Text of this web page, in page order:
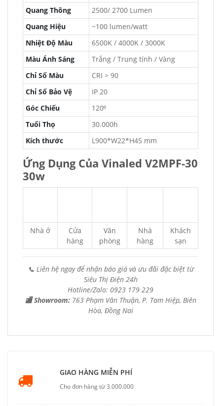
Quang Thông
2500/ 2700 Lumen
Quang Hiệu
~100 lumen/watt
Nhiệt Độ Màu
6500K / 4000K / 3000K
Màu Ánh Sáng
Trắng / Trung tính / Vàng
Chỉ Số Màu
CRI > 90
Chỉ Số Bảo Vệ
IP 20
Góc Chiếu
120⁰
Tuổi Thọ
30.000h
Kích thước
L900*W22*H45 mm
Ứng Dụng Của Vinaled V2MPF-30
30w
Nhà ở
Cửa
hàng
Văn
phòng
Nhà
hàng
Khách
sạn
📞 Liên hệ ngay để nhận báo giá và ưu đãi đặc biệt từ
Siêu Thị Điện 24h
Hotline/Zalo: 0923 179 229
🏬 Showroom: 763 Phạm Văn Thuận, P. Tam Hiệp, Biên
Hòa, Đồng Nai
GIAO HÀNG MIỄN PHÍ
Cho đơn hàng từ 3.000.000